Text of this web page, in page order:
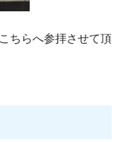
ちらへ参拝させて頂